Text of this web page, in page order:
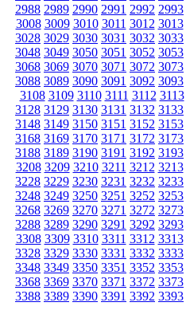
2988 2989 2990 2991 2992 2993
3008 3009 3010 3011 3012 3013
3028 3029 3030 3031 3032 3033
3048 3049 3050 3051 3052 3053
3068 3069 3070 3071 3072 3073
3088 3089 3090 3091 3092 3093
3108 3109 3110 3111 3112 3113
3128 3129 3130 3131 3132 3133
3148 3149 3150 3151 3152 3153
3168 3169 3170 3171 3172 3173
3188 3189 3190 3191 3192 3193
3208 3209 3210 3211 3212 3213
3228 3229 3230 3231 3232 3233
3248 3249 3250 3251 3252 3253
3268 3269 3270 3271 3272 3273
3288 3289 3290 3291 3292 3293
3308 3309 3310 3311 3312 3313
3328 3329 3330 3331 3332 3333
3348 3349 3350 3351 3352 3353
3368 3369 3370 3371 3372 3373
3388 3389 3390 3391 3392 3393